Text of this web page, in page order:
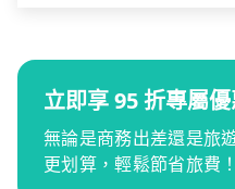
立即享 95 折專屬
無論是商務出差還是旅
更划算，輕鬆節省旅費！